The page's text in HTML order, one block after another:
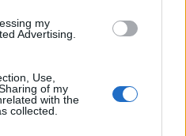
my
Advertising.
Use,
of my
with the
collected.
θα προέλθει από
συντάξεων
ότι άλλοι
βίο πάνω